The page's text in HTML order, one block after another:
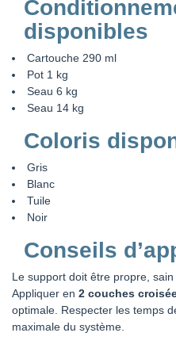
disponibles
Cartouche 290 ml
Pot 1 kg
Seau 6 kg
Seau 14 kg
Coloris
Gris
Blanc
Tuile
Noir
Conseils
Le support doit être propre,
Appliquer en 2 couches
optimale. Respecter les temps
maximale du système.